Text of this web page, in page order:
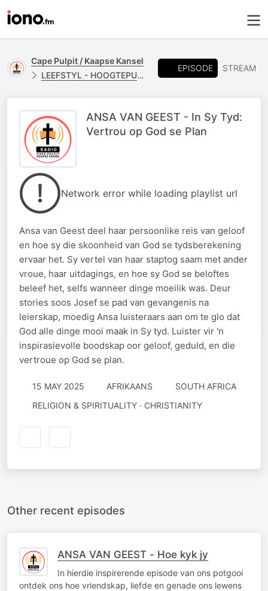
Cape Pulpit / Kaapse Kansel
LEEFSTYL - HOOGTEPUNTE
EPISODE STREAM
ANSA VAN GEEST - In Sy Tyd:
Vertrou op God se Plan
Network error while loading playlist url
Ansa van Geest deel haar persoonlike reis van geloof
en hoe sy die skoonheid van God se tydsberekening
ervaar het. Sy vertel van haar staptog saam met ander
vroue, haar uitdagings, en hoe sy God se beloftes
beleef het, selfs wanneer dinge moeilik was. Deur
stories soos Josef se pad van gevangenis na
leierskap, moedig Ansa luisteraars aan om te glo dat
God alle dinge mooi maak in Sy tyd. Luister vir 'n
inspirasievolle boodskap oor geloof, geduld, en die
vertroue op God se plan.
15 MAY 2025 AFRIKAANS
SOUTH AFRICA
RELIGION & SPIRITUALITY · CHRISTIANITY
Other recent episodes
ANSA VAN GEEST - Hoe kyk jy
In hierdie inspirerende episode van ons potgooi
ontdek ons hoe vriendskap, liefde en genade ons lewens